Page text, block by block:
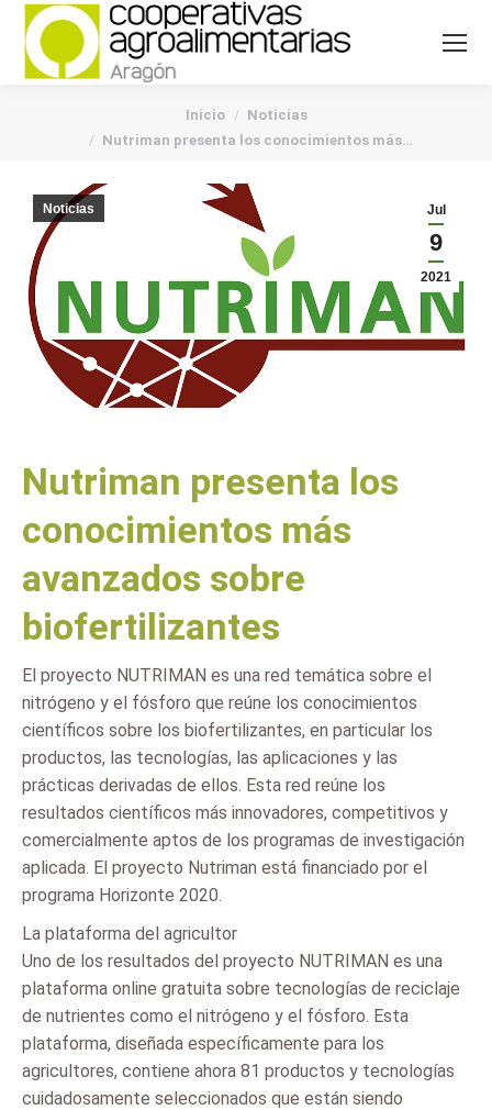
Inicio
Noticias
Nutriman presenta los conocimientos más…
Jul
9
2021
Noticias
Nutriman presenta los
conocimientos más
avanzados sobre
biofertilizantes
El proyecto NUTRIMAN es una red temática sobre el
nitrógeno y el fósforo que reúne los conocimientos
científicos sobre los biofertilizantes, en particular los
productos, las tecnologías, las aplicaciones y las
prácticas derivadas de ellos. Esta red reúne los
resultados científicos más innovadores, competitivos y
comercialmente aptos de los programas de investigación
aplicada. El proyecto Nutriman está financiado por el
programa Horizonte 2020.
La plataforma del agricultor
Uno de los resultados del proyecto NUTRIMAN es una
plataforma online gratuita sobre tecnologías de reciclaje
de nutrientes como el nitrógeno y el fósforo. Esta
plataforma, diseñada específicamente para los
agricultores, contiene ahora 81 productos y tecnologías
cuidadosamente seleccionados que están siendo